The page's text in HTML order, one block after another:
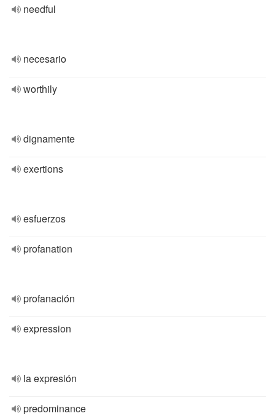
needful
necesario
worthily
dignamente
exertions
esfuerzos
profanation
profanación
expression
la expresión
predominance